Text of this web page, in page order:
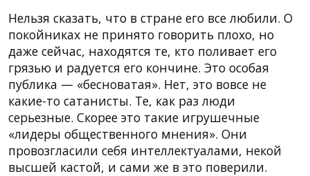
Нельзя сказать, что в стране его все любили. О
покойниках не принято говорить плохо, но
даже сейчас, находятся те, кто поливает его
грязью и радуется его кончине. Это особая
публика — «бесноватая». Нет, это вовсе не
какие-то сатанисты. Те, как раз люди
серьезные. Скорее это такие игрушечные
«лидеры общественного мнения». Они
провозгласили себя интеллектуалами, некой
высшей кастой, и сами же в это поверили.